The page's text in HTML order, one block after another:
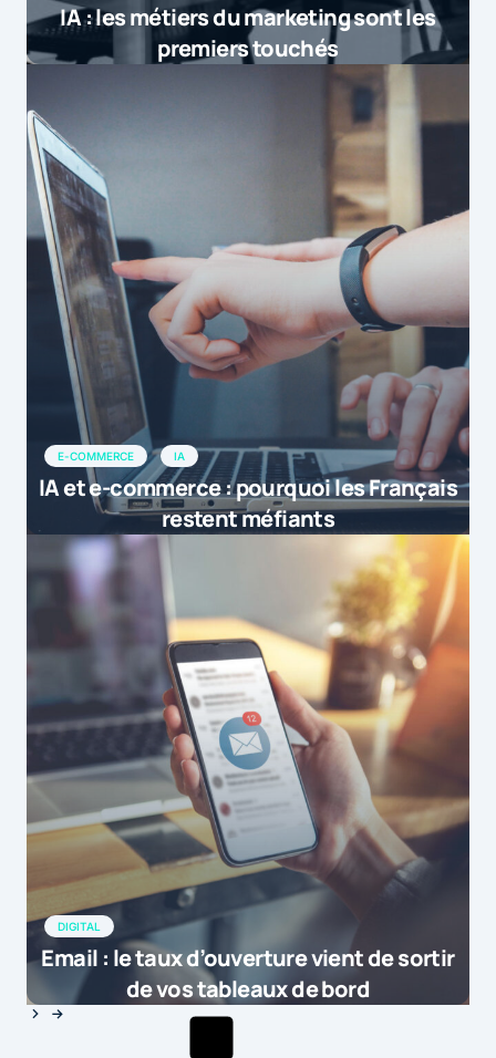
IA : les métiers du marketing sont les
premiers touchés
E-COMMERCE IA
IA et e-commerce : pourquoi les Français
restent méfiants
DIGITAL
Email : le taux d’ouverture vient de sortir
de vos tableaux de bord